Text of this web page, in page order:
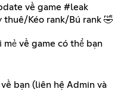
về game #leak
thuê/Kéo rank/Bú rank 🤣
mẻ về game có thể bạn
bạn (liên hệ Admin và